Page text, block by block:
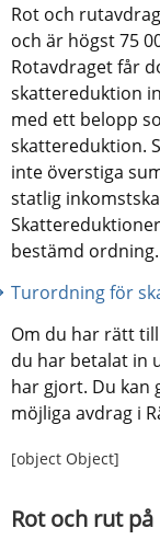
Rot och
och är högst 75
Rotavdraget får
skattereduktion
med ett belopp
skattereduktion.
inte överstiga
statlig
bestämd ordning.
Turordning för
Om du har rätt
du har betalat in
har gjort. Du kan
möjliga avdrag i
[object Object]
Rot och rut